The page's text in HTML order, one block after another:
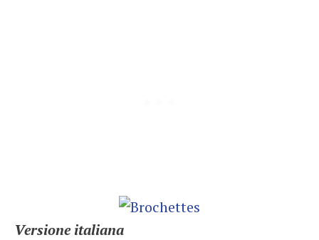
Versione italiana